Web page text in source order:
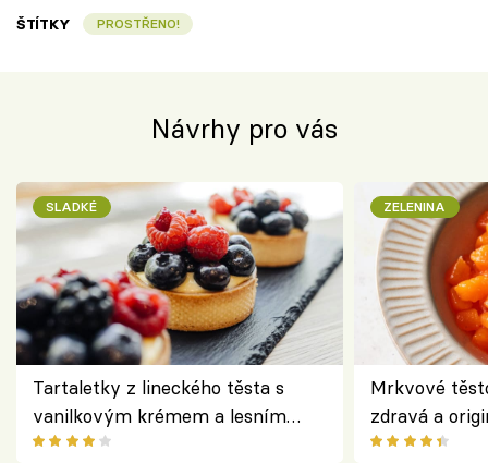
ŠTÍTKY PROSTŘENO!
Návrhy pro vás
SLADKÉ
Tartaletky z lineckého těsta s
vanilkovým krémem a lesním
ovocem podle Bread Society
ZELENINA
Mrkvové
zdravá a
klasiky